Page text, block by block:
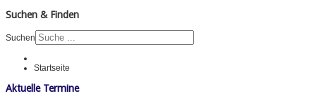
Suchen & Finden
Suchen
Startseite
Aktuelle Termine